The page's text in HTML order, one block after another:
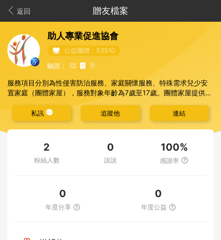
返回 贈友檔案
助人專業促進協會
公益團體：53510
驗證：
服務項目分別為性侵害防治服務、家庭關懷服務、特殊需求兒少安
置家庭（團體家屋），服務對象年齡為7歲至17歲。團體家屋提供特
庭式膳食、住宿空間、生活教育及學業教導，進行生活訓練。執行
方案時較缺乏生活消耗品與食品。
私訊 追蹤他 連結
2
粉絲人數
0
說說
100%
感謝率
0
年度分享
0
年度公益